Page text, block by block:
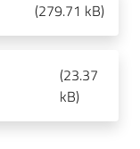
(279.71 kB)
(23.37
kB)